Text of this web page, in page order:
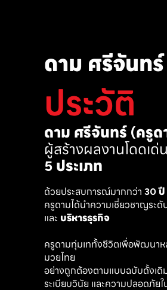
ดาม ศรีจันท
ประวัติ
ดาม ศรีจันทร์ (ครูด
ผู้สร้างผลงานโดดเ
5 ประเภท
ด้วยประสบการณ์มากกว่า 30 ปี
ครูดามได้นำความเชี่ยวชาญระ
และ บริหารธุรกิจ
ครูดามทุ่มเททั้งชีวิตเพื่อพัฒนาห
มวยไทย
อย่างถูกต้องตามแบบฉบับดั้งเ
ระเบียบวินัย และความปลอดภัย